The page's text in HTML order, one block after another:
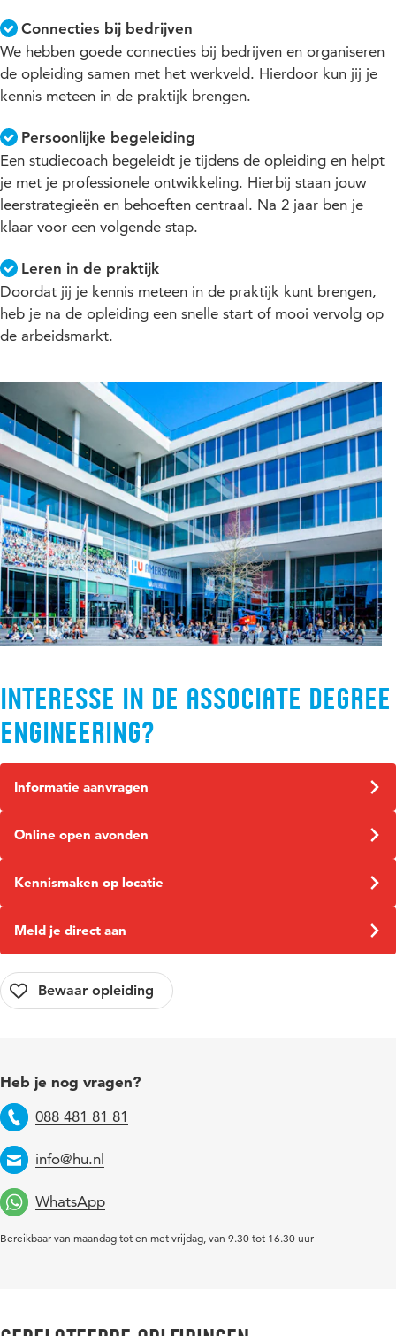
Connecties bij bedrijven
We hebben goede connecties bij bedrijven en organiseren
de opleiding samen met het werkveld. Hierdoor kun jij je
kennis meteen in de praktijk brengen.
Persoonlijke begeleiding
Een studiecoach begeleidt je tijdens de opleiding en helpt
je met je professionele ontwikkeling. Hierbij staan jouw
leerstrategieën en behoeften centraal. Na 2 jaar ben je
klaar voor een volgende stap.
Leren in de praktijk
Doordat jij je kennis meteen in de praktijk kunt brengen,
heb je na de opleiding een snelle start of mooi vervolg op
de arbeidsmarkt.
Interesse in de Associate degree
Engineering?
Informatie aanvragen
Online open avonden
Kennismaken op locatie
Meld je direct aan
Heb je nog vragen?
Telefoon
088 481 81 81
Email
info@hu.nl
WhatsApp
Bereikbaar van maandag tot en met vrijdag, van 9.30 tot 16.30 uur